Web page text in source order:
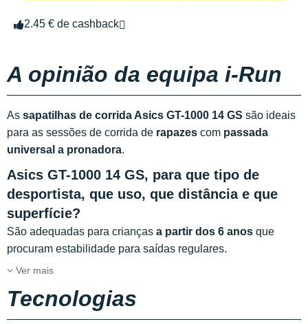
2.45 € de cashback
A opinião da equipa i-Run
As sapatilhas de corrida Asics GT-1000 14 GS são ideais
para as sessões de corrida de rapazes com passada
universal a pronadora.
Asics GT-1000 14 GS, para que tipo de
desportista, que uso, que distância e que
superfície?
São adequadas para crianças a partir dos 6 anos que
procuram estabilidade para saídas regulares.
Ver mais
Tecnologias